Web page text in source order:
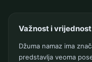
Važnost i
Džuma namaz ima
predstavlja veoma